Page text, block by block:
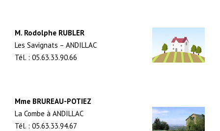
M. Rodolphe RUBLER
Les Savignats – ANDILLAC
Tél. : 05.63.33.90.66
Mme BRUREAU-POTIEZ
La Combe à ANDILLAC
Tél. : 05.63.33.94.67